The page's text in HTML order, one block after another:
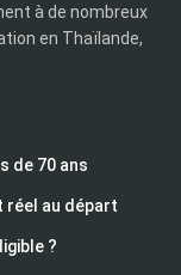
à de nombreux
en Thaïlande,
de 70 ans
réel au départ
?